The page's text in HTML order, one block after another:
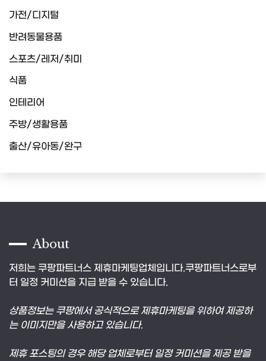
가전/디지털
반려동물용품
스포츠/레저/취미
식품
인테리어
주방/생활용품
출산/유아동/완구
About
저희는 쿠팡파트너스 제휴마케팅업체입니다.쿠팡파트너스로부
터 일정 커미션을 지급 받을 수 있습니다.
상품정보는 쿠팡에서 공식적으로 제휴마케팅을 위하여 제공하
는 이미지만을 사용하고 있습니다.
제휴 포스팅의 경우 해당 업체로부터 일정 커미션을 제공 받을